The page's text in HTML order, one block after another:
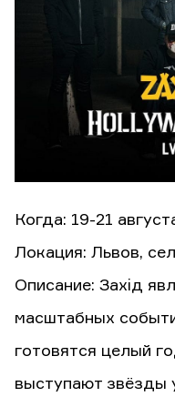
Когда: 19-21
Локация: Львов,
Описание: Захiд
масштабных
готовятся целый
выступают звёзды